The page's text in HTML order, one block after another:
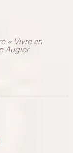
que vous
« Vivre en
Augier